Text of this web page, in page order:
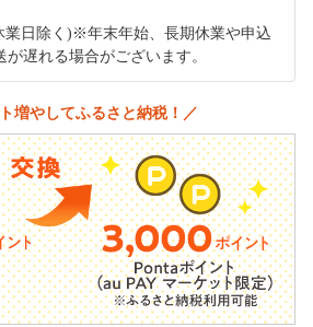
業日除く)※年末年始、長期休業や申込
遅れる場合がございます。
増やしてふるさと納税！／